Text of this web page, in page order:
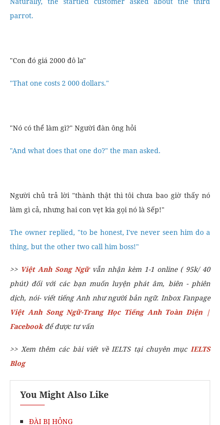
parrot.
"Con đó giá 2000 đô la"
"That one costs 2 000 dollars."
"Nó có thể làm gì?" Người đàn ông hỏi
"And what does that one do?" the man asked.
Người chủ trả lời "thành thật thì tôi chưa bao giờ thấy nó
làm gì cả, nhưng hai con vẹt kia gọi nó là Sếp!"
The owner replied, "to be honest, I've never seen him do a
thing, but the other two call him boss!"
>> Việt Anh Song Ngữ vẫn nhận kèm 1-1 online ( 95k/ 40
phút) đối với các bạn muốn luyện phát âm, biên - phiên
dịch, nói- viết tiếng Anh như người bản ngữ. Inbox Fanpage
Việt Anh Song Ngữ-Trang Học Tiếng Anh Toàn Diện |
Facebookđể được tư vấn
>> Xem thêm các bài viết về IELTS tại chuyên mục IELTS
Blog
You Might Also Like
ĐÀI BỊ HỎNG